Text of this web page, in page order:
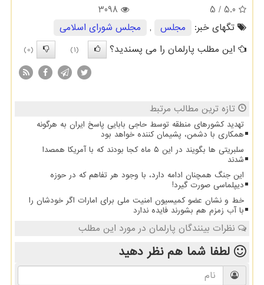
5.0
/ 5
3098
تگهای خبر:
مجلس ,
مجلس شورای اسلامی
این مطلب پارلمان را می پسندید؟
(1)
(0)
تازه ترین مطالب مرتبط
تهدید کشورهای منطقه توسط حاجی بابایی پاسخ ایران به هرگونه
همکاری با دشمن، پشیمان کننده خواهد بود
سلبریتی ها بگویند در این ۵ ماه کجا بودند که با آمریکا همصدا
شدند
این جنگ همچنان ادامه دارد، با وجود هر تفاهم که در حوزه
دیپلماسی صورت گیرد!
خط و نشان عضو کمیسیون امنیت ملی برای امارات اگر خودشان را
با آب زمزم هم بشورند فایده ندارد
نظرات بینندگان پارلمان در مورد این مطلب
لطفا شما همنظر دهید